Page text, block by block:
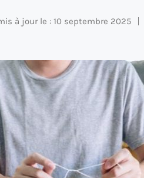
à jour le : 10 septembre 2025